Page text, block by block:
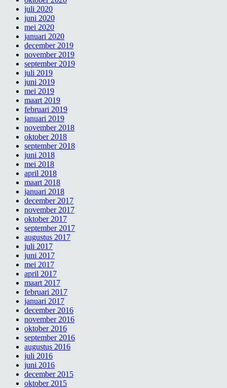
juli 2020
juni 2020
mei 2020
januari 2020
december 2019
november 2019
september 2019
juli 2019
juni 2019
mei 2019
maart 2019
februari 2019
januari 2019
november 2018
oktober 2018
september 2018
juni 2018
mei 2018
april 2018
maart 2018
januari 2018
december 2017
november 2017
oktober 2017
september 2017
augustus 2017
juli 2017
juni 2017
mei 2017
april 2017
maart 2017
februari 2017
januari 2017
december 2016
november 2016
oktober 2016
september 2016
augustus 2016
juli 2016
juni 2016
december 2015
oktober 2015